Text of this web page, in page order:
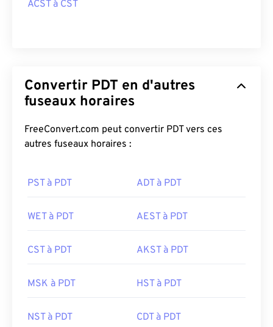
ACST à CST
Convertir PDT en d'autres
fuseaux horaires
FreeConvert.com peut convertir PDT vers ces
autres fuseaux horaires :
PST à PDT ADT à PDT
WET à PDT AEST à PDT
CST à PDT AKST à PDT
MSK à PDT HST à PDT
NST à PDT CDT à PDT